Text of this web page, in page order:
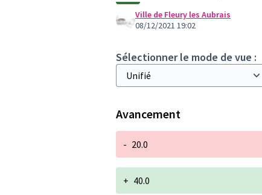
Ville de Fleury les Aubrais
08/12/2021 19:02
Sélectionner le mode de vue :
Avancement
- 20.0
+ 40.0